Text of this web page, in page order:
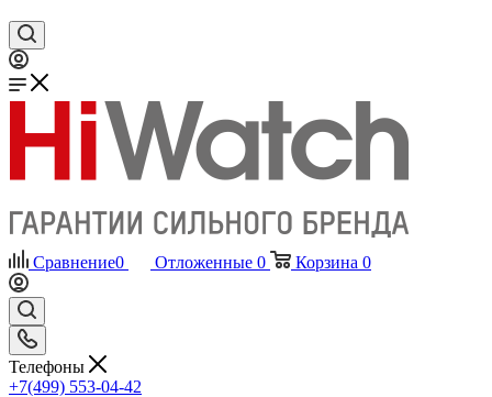
Сравнение0 Отложенные 0 Корзина 0
Телефоны
+7(499) 553-04-42